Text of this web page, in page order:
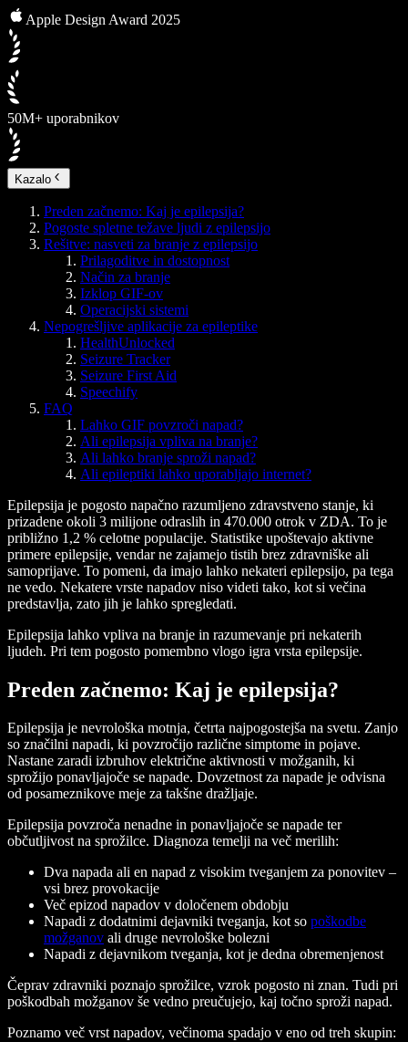
Apple Design Award 2025
50M+ uporabnikov
Kazalo
Preden začnemo: Kaj je epilepsija?
Pogoste spletne težave ljudi z epilepsijo
Rešitve: nasveti za branje z epilepsijo
Prilagoditve in dostopnost
Način za branje
Izklop GIF-ov
Operacijski sistemi
Nepogrešljive aplikacije za epileptike
HealthUnlocked
Seizure Tracker
Seizure First Aid
Speechify
FAQ
Lahko GIF povzroči napad?
Ali epilepsija vpliva na branje?
Ali lahko branje sproži napad?
Ali epileptiki lahko uporabljajo internet?
Epilepsija je pogosto napačno razumljeno zdravstveno stanje, ki
prizadene okoli 3 milijone odraslih in 470.000 otrok v ZDA. To je
približno 1,2 % celotne populacije. Statistike upoštevajo aktivne
primere epilepsije, vendar ne zajamejo tistih brez zdravniške ali
samoprijave. To pomeni, da imajo lahko nekateri epilepsijo, pa tega
ne vedo. Nekatere vrste napadov niso videti tako, kot si večina
predstavlja, zato jih je lahko spregledati.
Epilepsija lahko vpliva na branje in razumevanje pri nekaterih
ljudeh. Pri tem pogosto pomembno vlogo igra vrsta epilepsije.
Preden začnemo: Kaj je epilepsija?
Epilepsija je nevrološka motnja, četrta najpogostejša na svetu. Zanjo
so značilni napadi, ki povzročijo različne simptome in pojave.
Nastane zaradi izbruhov električne aktivnosti v možganih, ki
sprožijo ponavljajoče se napade. Dovzetnost za napade je odvisna
od posameznikove meje za takšne dražljaje.
Epilepsija povzroča nenadne in ponavljajoče se napade ter
občutljivost na sprožilce. Diagnoza temelji na več merilih:
Dva napada ali en napad z visokim tveganjem za ponovitev –
vsi brez provokacije
Več epizod napadov v določenem obdobju
Napadi z dodatnimi dejavniki tveganja, kot so poškodbe
možganov ali druge nevrološke bolezni
Napadi z dejavnikom tveganja, kot je dedna obremenjenost
Čeprav zdravniki poznajo sprožilce, vzrok pogosto ni znan. Tudi pri
poškodbah možganov še vedno preučujejo, kaj točno sproži napad.
Poznamo več vrst napadov, večinoma spadajo v eno od treh skupin: